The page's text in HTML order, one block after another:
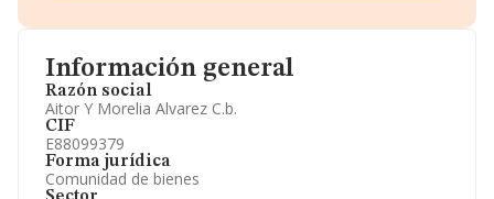
Información general
Razón social
Aitor Y Morelia Alvarez C.b.
CIF
E88099379
Forma jurídica
Comunidad de bienes
Información oficial y registral complementaria.